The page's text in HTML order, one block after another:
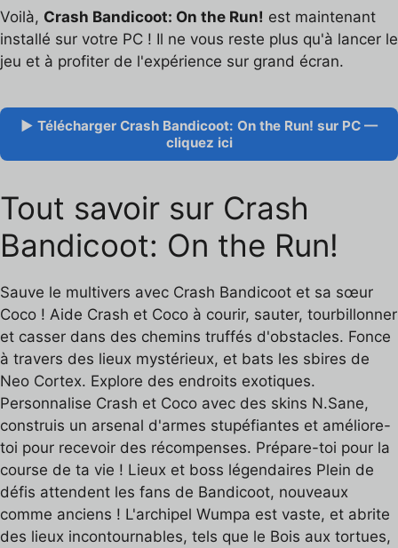
Voilà, Crash Bandicoot: On the Run! est maintenant
installé sur votre PC ! Il ne vous reste plus qu'à lancer le
jeu et à profiter de l'expérience sur grand écran.
▶ Télécharger Crash Bandicoot: On the Run! sur PC —
cliquez ici
Tout savoir sur Crash
Bandicoot: On the Run!
Sauve le multivers avec Crash Bandicoot et sa sœur
Coco ! Aide Crash et Coco à courir, sauter, tourbillonner
et casser dans des chemins truffés d'obstacles. Fonce
à travers des lieux mystérieux, et bats les sbires de
Neo Cortex. Explore des endroits exotiques.
Personnalise Crash et Coco avec des skins N.Sane,
construis un arsenal d'armes stupéfiantes et améliore-
toi pour recevoir des récompenses. Prépare-toi pour la
course de ta vie ! Lieux et boss légendaires Plein de
défis attendent les fans de Bandicoot, nouveaux
comme anciens ! L'archipel Wumpa est vaste, et abrite
des lieux incontournables, tels que le Bois aux tortues,